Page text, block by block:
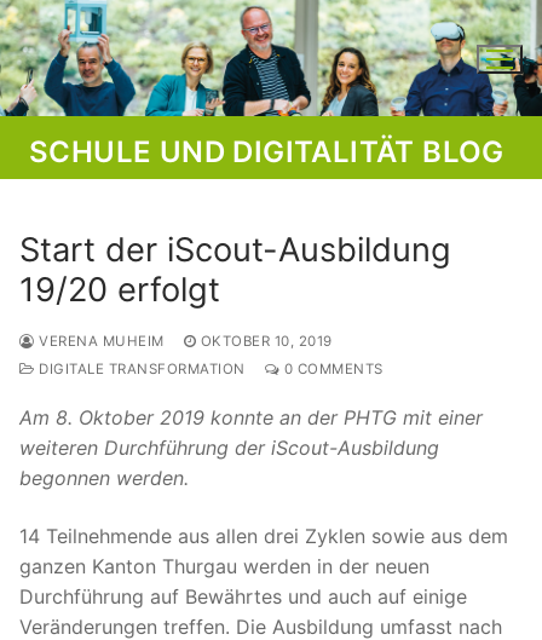
Skip
to
content
SCHULE UND DIGITALITÄT BLOG
Start der iScout-Ausbildung
19/20 erfolgt
VERENA MUHEIM
OKTOBER 10, 2019
DIGITALE TRANSFORMATION
0 COMMENTS
Am 8. Oktober 2019 konnte an der PHTG mit einer
weiteren Durchführung der iScout-Ausbildung
begonnen werden.
14 Teilnehmende aus allen drei Zyklen sowie aus dem
ganzen Kanton Thurgau werden in der neuen
Durchführung auf Bewährtes und auch auf einige
Veränderungen treffen. Die Ausbildung umfasst nach